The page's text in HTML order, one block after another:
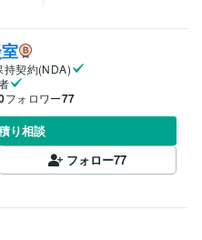
持契約(NDA)
フォロワー77
り相談
フォロー77